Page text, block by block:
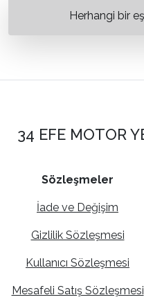
Herhangi bir
34 EFE MOTOR
Sözleşmeler
İade ve Değişim
Gizlilik Sözleşmesi
Kullanıcı Sözleşmesi
Mesafeli Satış Sözleşmesi